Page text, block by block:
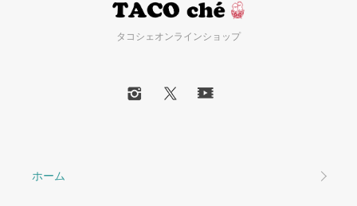
タコシェオンラインショップ
ホーム